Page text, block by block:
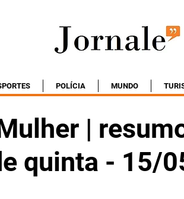
POLÍCIA MUNDO
|
quinta - 15/